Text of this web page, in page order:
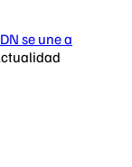
se une a